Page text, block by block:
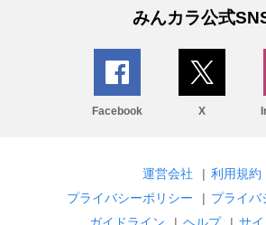
みんカラ公式
Facebook X
運営会社 | 利用規約
プライバシーポリシー
| プライバ
ガイドライン
| ヘルプ | サ